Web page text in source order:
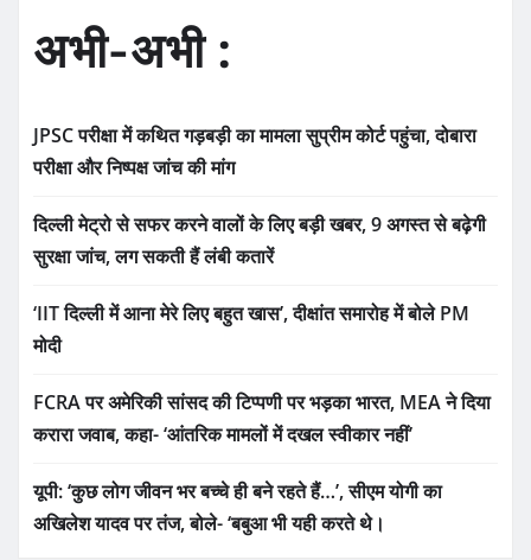
अभी-अभी :
JPSC परीक्षा में कथित गड़बड़ी का मामला सुप्रीम कोर्ट पहुंचा, दोबारा
परीक्षा और निष्पक्ष जांच की मांग
दिल्ली मेट्रो से सफर करने वालों के लिए बड़ी खबर, 9 अगस्त से बढ़ेगी
सुरक्षा जांच, लग सकती हैं लंबी कतारें
‘IIT दिल्ली में आना मेरे लिए बहुत खास’, दीक्षांत समारोह में बोले PM
मोदी
FCRA पर अमेरिकी सांसद की टिप्पणी पर भड़का भारत, MEA ने दिया
करारा जवाब, कहा- ‘आंतरिक मामलों में दखल स्वीकार नहीं’
यूपी: ‘कुछ लोग जीवन भर बच्चे ही बने रहते हैं…’, सीएम योगी का
अखिलेश यादव पर तंज, बोले- ‘बबुआ भी यही करते थे।